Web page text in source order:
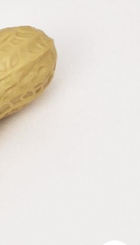
パーカッション